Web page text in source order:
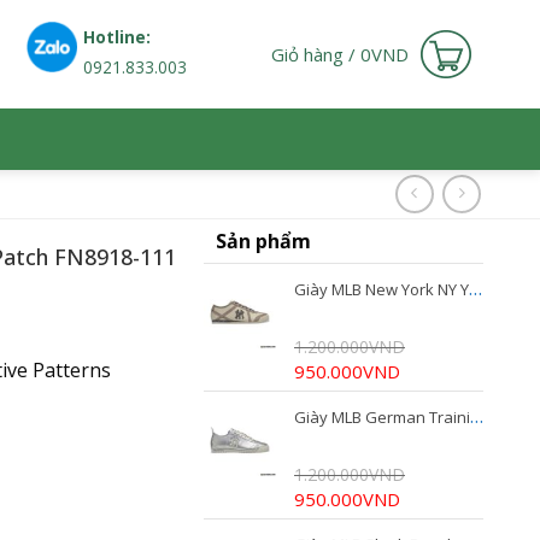
Hotline:
0921.833.003
Giỏ hàng /0VND
Sản phẩm
Giày MLB New York NY Yankees Cheese White 3ASXEE16N
1.200.000VND
Giá
gốc
là:
950.000VND
hiện
tại
950.000VND.
Giày MLB German Training Runny NY Yankees Silver 3ASXC016N-50SIS
1.200.000VND
Giá
gốc
950.000VND
hiện
FN8918-111
Patterns